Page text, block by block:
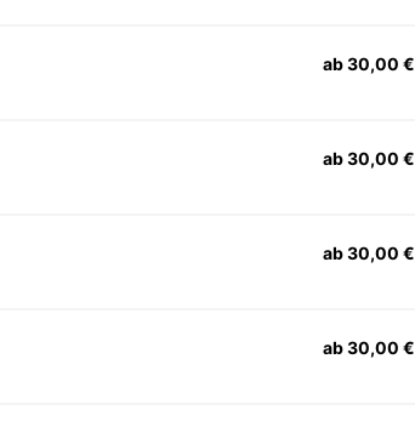
ab 30,00 €
ab 30,00 €
ab 30,00 €
ab 30,00 €